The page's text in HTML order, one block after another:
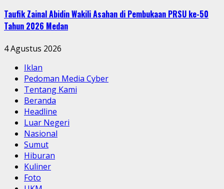
Taufik Zainal Abidin Wakili Asahan di Pembukaan PRSU ke-50
Tahun 2026 Medan
4 Agustus 2026
Iklan
Pedoman Media Cyber
Tentang Kami
Beranda
Headline
Luar Negeri
Nasional
Sumut
Hiburan
Kuliner
Foto